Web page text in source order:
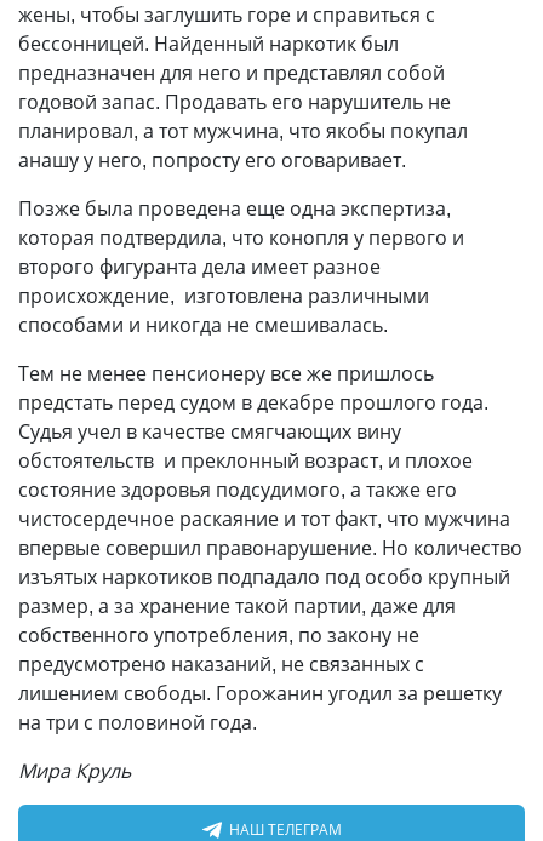
жены, чтобы заглушить горе и справиться с
бессонницей. Найденный наркотик был
предназначен для него и представлял собой
годовой запас. Продавать его нарушитель не
планировал, а тот мужчина, что якобы покупал
анашу у него, попросту его оговаривает.
Позже была проведена еще одна экспертиза,
которая подтвердила, что конопля у первого и
второго фигуранта дела имеет разное
происхождение, изготовлена различными
способами и никогда не смешивалась.
Тем не менее пенсионеру все же пришлось
предстать перед судом в декабре прошлого года.
Судья учел в качестве смягчающих вину
обстоятельств и преклонный возраст, и плохое
состояние здоровья подсудимого, а также его
чистосердечное раскаяние и тот факт, что мужчина
впервые совершил правонарушение. Но количество
изъятых наркотиков подпадало под особо крупный
размер, а за хранение такой партии, даже для
собственного употребления, по закону не
предусмотрено наказаний, не связанных с
лишением свободы. Горожанин угодил за решетку
на три с половиной года.
Мира Круль
НАШ ТЕЛЕГРАМ